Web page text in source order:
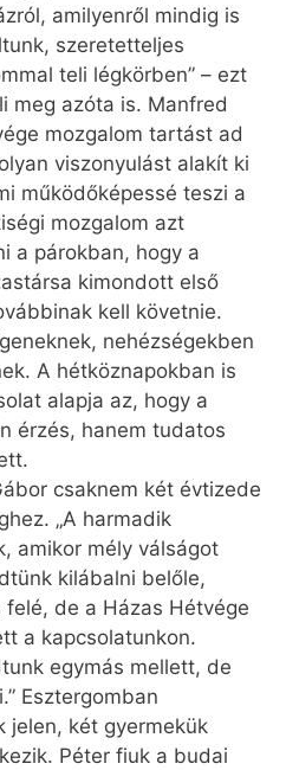
amilyenről mindig is
szeretetteljes
teli légkörben” – ezt
meg azóta is. Manfred
mozgalom tartást ad
viszonyulást alakít ki
működőképessé teszi a
mozgalom azt
a párokban, hogy a
kimondott első
kell követnie.
nehézségekben
A hétköznapokban is
alapja az, hogy a
érzés, hanem tudatos
csaknem két évtizede
„A harmadik
amikor mély válságot
kilábalni belőle,
de a Házas Hétvége
a kapcsolatunkon.
egymás mellett, de
Esztergomban
jelen, két gyermekük
Péter fiuk a budai